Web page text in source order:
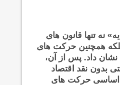
نه تنها قانون های
همچنین حرکت های
داد. پس از آن،
بدون نقد اقتصاد
حرکت های